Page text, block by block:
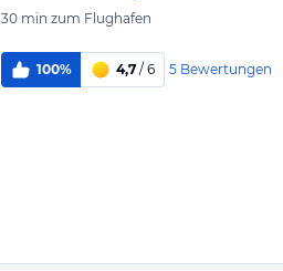
30 min zum Flughafen
100% 4,7 / 6 5 Bewertungen